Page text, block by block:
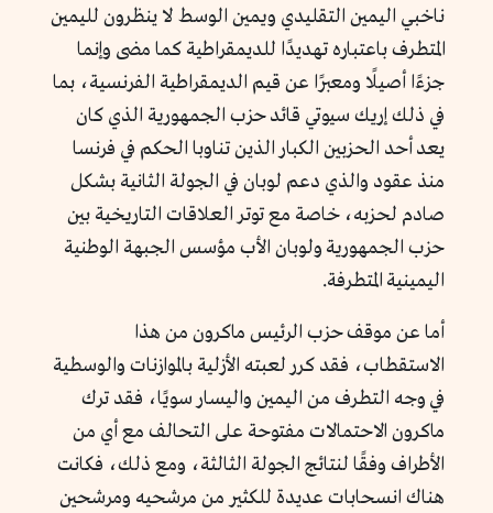
ناخبي اليمين التقليدي ويمين الوسط لا ينظرون لليمين
المتطرف باعتباره تهديدًا للديمقراطية كما مضى وإنما
جزءًا أصيلًا ومعبرًا عن قيم الديمقراطية الفرنسية، بما
في ذلك إريك سيوتي قائد حزب الجمهورية الذي كان
يعد أحد الحزبين الكبار الذين تناوبا الحكم في فرنسا
منذ عقود والذي دعم لوبان في الجولة الثانية بشكل
صادم لحزبه، خاصة مع توتر العلاقات التاريخية بين
حزب الجمهورية ولوبان الأب مؤسس الجبهة الوطنية
اليمينية المتطرفة.
أما عن موقف حزب الرئيس ماكرون من هذا
الاستقطاب، فقد كرر لعبته الأزلية بالموازنات والوسطية
في وجه التطرف من اليمين واليسار سويًا، فقد ترك
ماكرون الاحتمالات مفتوحة على التحالف مع أي من
الأطراف وفقًا لنتائج الجولة الثالثة، ومع ذلك، فكانت
هناك انسحابات عديدة للكثير من مرشحيه ومرشحين